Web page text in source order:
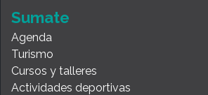
Sumate
Agenda
Turismo
Cursos y talleres
Actividades deportivas